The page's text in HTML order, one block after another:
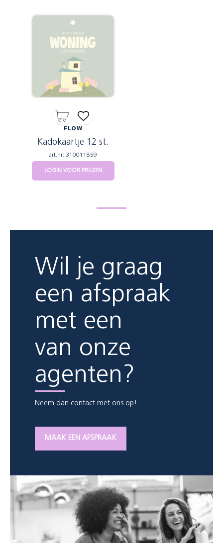
FLOW
Kadokaartje 12 st.
art.nr: 310011859
LOGIN VOOR PRIJZEN
Wil je graag
een afspraak
met een
van onze
agenten?
Neem dan contact met ons op!
MAAK EEN AFSPRAAK